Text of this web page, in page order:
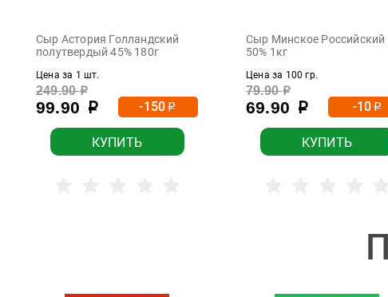
Сыр Астория Голландский
полутвердый 45% 180г
Цена за 1 шт.
249.90р
99.90 р -150р
КУПИТЬ
Сыр Минское Российский
50% 1кг
Цена за 100 гр.
79.90р
69.90 р -10р
КУПИТЬ